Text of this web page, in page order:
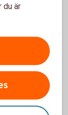
bland
är att
har
ska
du är